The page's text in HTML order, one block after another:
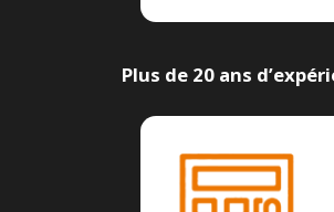
Plus de 20 ans